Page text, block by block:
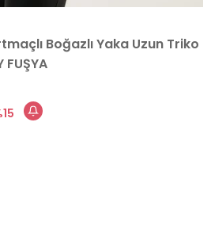
Boğazlı Yaka Uzun Triko
FUŞYA
15